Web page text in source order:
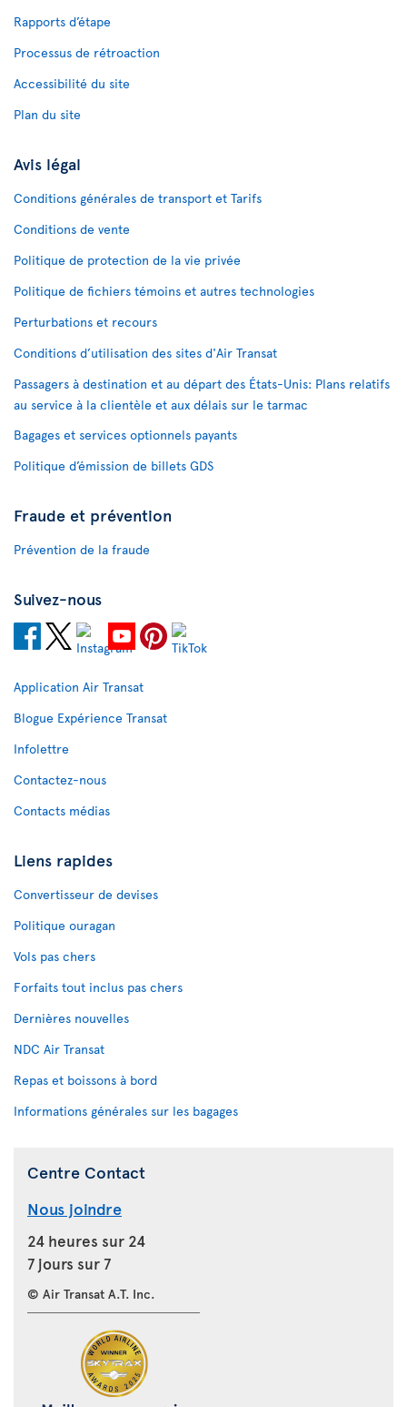
Rapports d’étape
Processus de rétroaction
Accessibilité du site
Plan du site
Avis légal
Conditions générales de transport et Tarifs
Conditions de vente
Politique de protection de la vie privée
Politique de fichiers témoins et autres technologies
Perturbations et recours
Conditions d’utilisation des sites d'Air Transat
Passagers à destination et au départ des États-Unis: Plans relatifs
au service à la clientèle et aux délais sur le tarmac
Bagages et services optionnels payants
Politique d’émission de billets GDS
Fraude et prévention
Prévention de la fraude
Suivez-nous
Application Air Transat
Blogue Expérience Transat
Infolettre
Contactez-nous
Contacts médias
Liens rapides
Convertisseur de devises
Politique ouragan
Vols pas chers
Forfaits tout inclus pas chers
Dernières nouvelles
NDC Air Transat
Repas et boissons à bord
Informations générales sur les bagages
Centre Contact
Nous joindre
24 heures sur 24
7 jours sur 7
© Air Transat A.T. Inc.